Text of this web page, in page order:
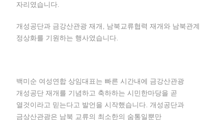
자리였습니다.
개성공단과 금강산관광 재개, 남북교류협력 재개와 남북관계
정상화를 기원하는 행사였습니다.
백미순 여성연합 상임대표는 빠른 시간내에 금강산관광
개성공단 재개를 기념하고 축하하는 시민한마당을 곧
열것이라고 믿는다고 발언을 시작했습니다. 개성공단과
금상산관광은 남북 교류의 최소한의 숨통일뿐만